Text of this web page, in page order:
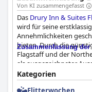
Von KI zusammengefasst
Das Drury Inn & Suites
wird für seine
Annehmlichkeiten
bieten. Durch die
Flagstaff und der
als ausgezeichneter
berühmten Zielen wie
Die gute Anbindung an
Zusammenfassung
Kategorien